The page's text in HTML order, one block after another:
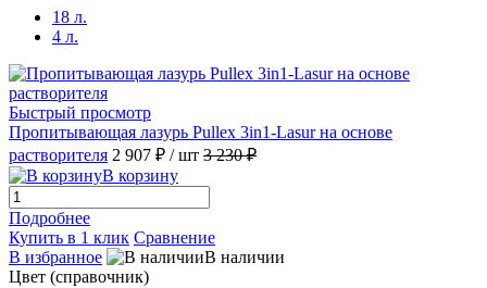
18 л.
4 л.
Быстрый просмотр
Пропитывающая лазурь Pullex 3in1-Lasur на основе
растворителя 2 907 ₽ / шт 3 230 ₽
В корзину
Подробнее
Купить в 1 клик Сравнение
В избранное
В наличии
Цвет (справочник)